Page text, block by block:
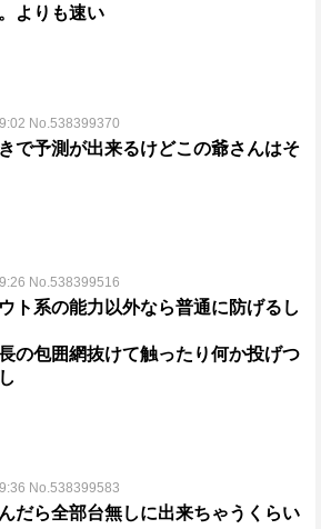
よりも速い
No.538399370
で予測が出来るけどこの爺さんはそ
No.538399516
ト系の能力以外なら普通に防げるし
の包囲網抜けて触ったり何か投げつ
No.538399583
だら全部台無しに出来ちゃうくらい